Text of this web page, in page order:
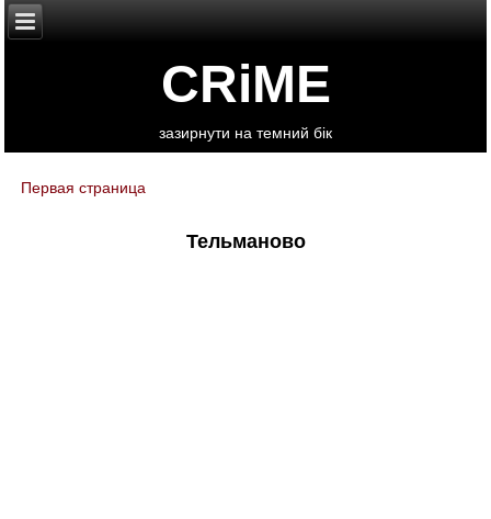
CRiME
зазирнути на темний бік
You are here
Первая страница
Тельманово